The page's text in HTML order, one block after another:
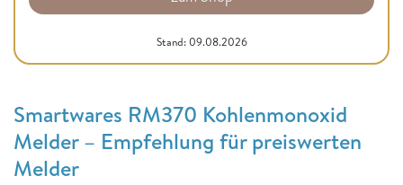
Stand: 09.08.2026
Smartwares RM370 Kohlenmonoxid
Melder – Empfehlung für preiswerten
Melder